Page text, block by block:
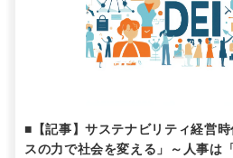
■【記事】サステナビリティ経営
スの力で社会を変える」～人事は